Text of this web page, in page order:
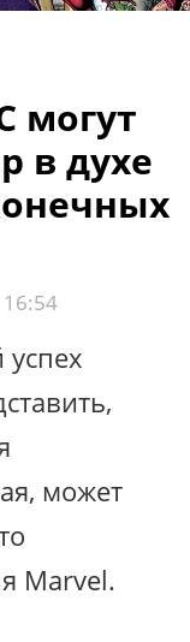
могут
в духе
может
Marvel.